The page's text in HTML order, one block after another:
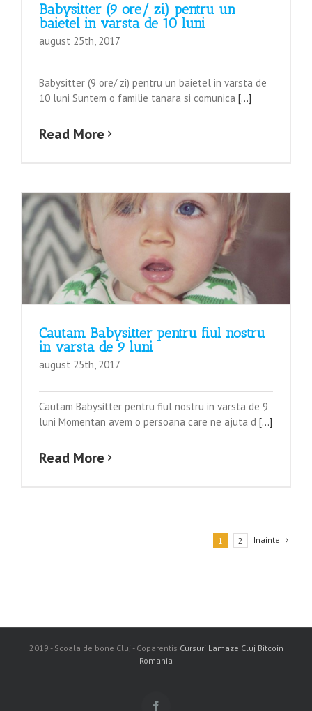
Babysitter (9 ore/ zi) pentru un
baietel in varsta de 10 luni
august 25th, 2017
Babysitter (9 ore/ zi) pentru un baietel in varsta de
10 luni Suntem o familie tanara si comunica [...]
Read More
Cautam Babysitter pentru fiul nostru
in varsta de 9 luni
august 25th, 2017
Cautam Babysitter pentru fiul nostru in varsta de 9
luni Momentan avem o persoana care ne ajuta d [...]
Read More
1 2 Inainte
2019 - Scoala de bone Cluj - Coparentis Cursuri Lamaze Cluj Bitcoin
Romania